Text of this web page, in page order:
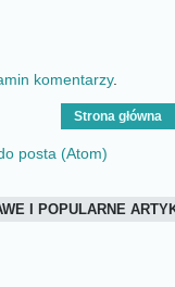
komentarzy.
Strona główna
posta (Atom)
I POPULARNE